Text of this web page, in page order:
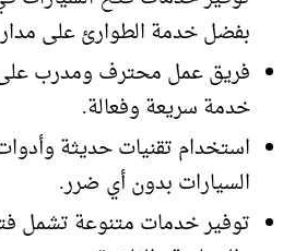
بفضل خدمة الطوارئ على مدار 24 ساعة.
فريق عمل محترف ومدرب
خدمة سريعة وفعالة.
استخدام تقنيات حديثة
السيارات بدون أي ضرر.
توفير خدمات متنوعة تشمل